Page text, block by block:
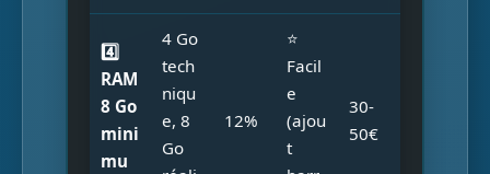
4️⃣
RAM
8 Go
mini
mu
4 Go
tech
niqu
e, 8
Go
12%
⭐
Facil
e
(ajou
t
30-
50€